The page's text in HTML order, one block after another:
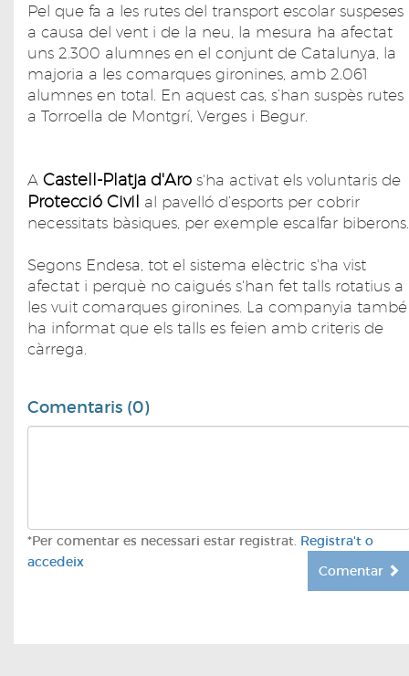
Pel que fa a les rutes del transport escolar suspeses
a causa del vent i de la neu, la mesura ha afectat
uns 2.300 alumnes en el conjunt de Catalunya, la
majoria a les comarques gironines, amb 2.061
alumnes en total. En aquest cas, s’han suspès rutes
a Torroella de Montgrí, Verges i Begur.
A Castell-Platja d'Aro s'ha activat els voluntaris de
Protecció Civil al pavelló d’esports per cobrir
necessitats bàsiques, per exemple escalfar biberons.
Segons Endesa, tot el sistema elèctric s'ha vist
afectat i perquè no caigués s'han fet talls rotatius a
les vuit comarques gironines. La companyia també
ha informat que els talls es feien amb criteris de
càrrega.
Comentaris (0)
*Per comentar es necessari estar registrat. Registra't o
accedeix
Comentar